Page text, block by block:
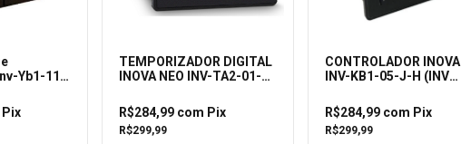
Yb1-11 –
Pix
TEMPORIZADOR DIGITAL
INOVA NEO INV-TA2-01-L2
R$299,99
R$284,99 com Pix
CONTROLADOR INOVA
INV-KB1-05-J-H (INV
R$299,99
R$284,99 com Pix